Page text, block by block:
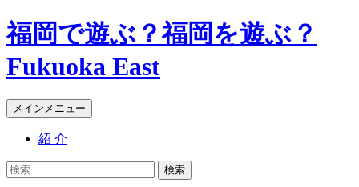
コ
ン
テ
ン
へ
ッ
プ
福岡で遊ぶ？福岡を遊ぶ？
Fukuoka East
検
索
メインメニュー
紹 介
検